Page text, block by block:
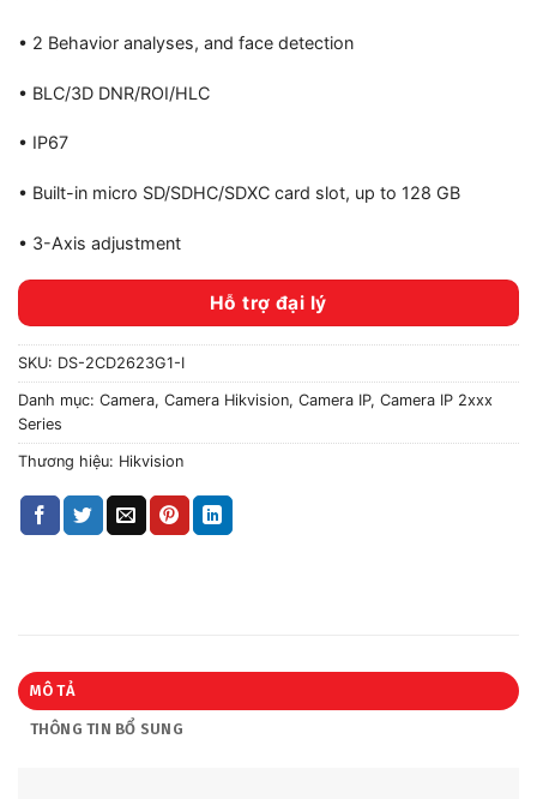
• 2 Behavior analyses, and face detection
• BLC/3D DNR/ROI/HLC
• IP67
• Built-in micro SD/SDHC/SDXC card slot, up to 128 GB
• 3-Axis adjustment
Hỗ trợ đại lý
SKU: DS-2CD2623G1-I
Danh mục: Camera, Camera Hikvision, Camera IP, Camera IP 2xxx
Series
Thương hiệu: Hikvision
MÔ TẢ
THÔNG TIN BỔ SUNG